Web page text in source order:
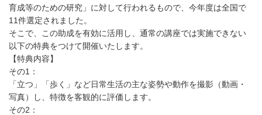
育成等のための研究」に対して行われるもので、今年度は全国で
11件選定されました。
そこで、この助成を有効に活用し、通常の講座では実施できない
以下の特典をつけて開催いたします。
【特典内容】
その1：
「立つ」「歩く」など日常生活の主な姿勢や動作を撮影（動画・
写真）し、特徴を客観的に評価します。
その2：